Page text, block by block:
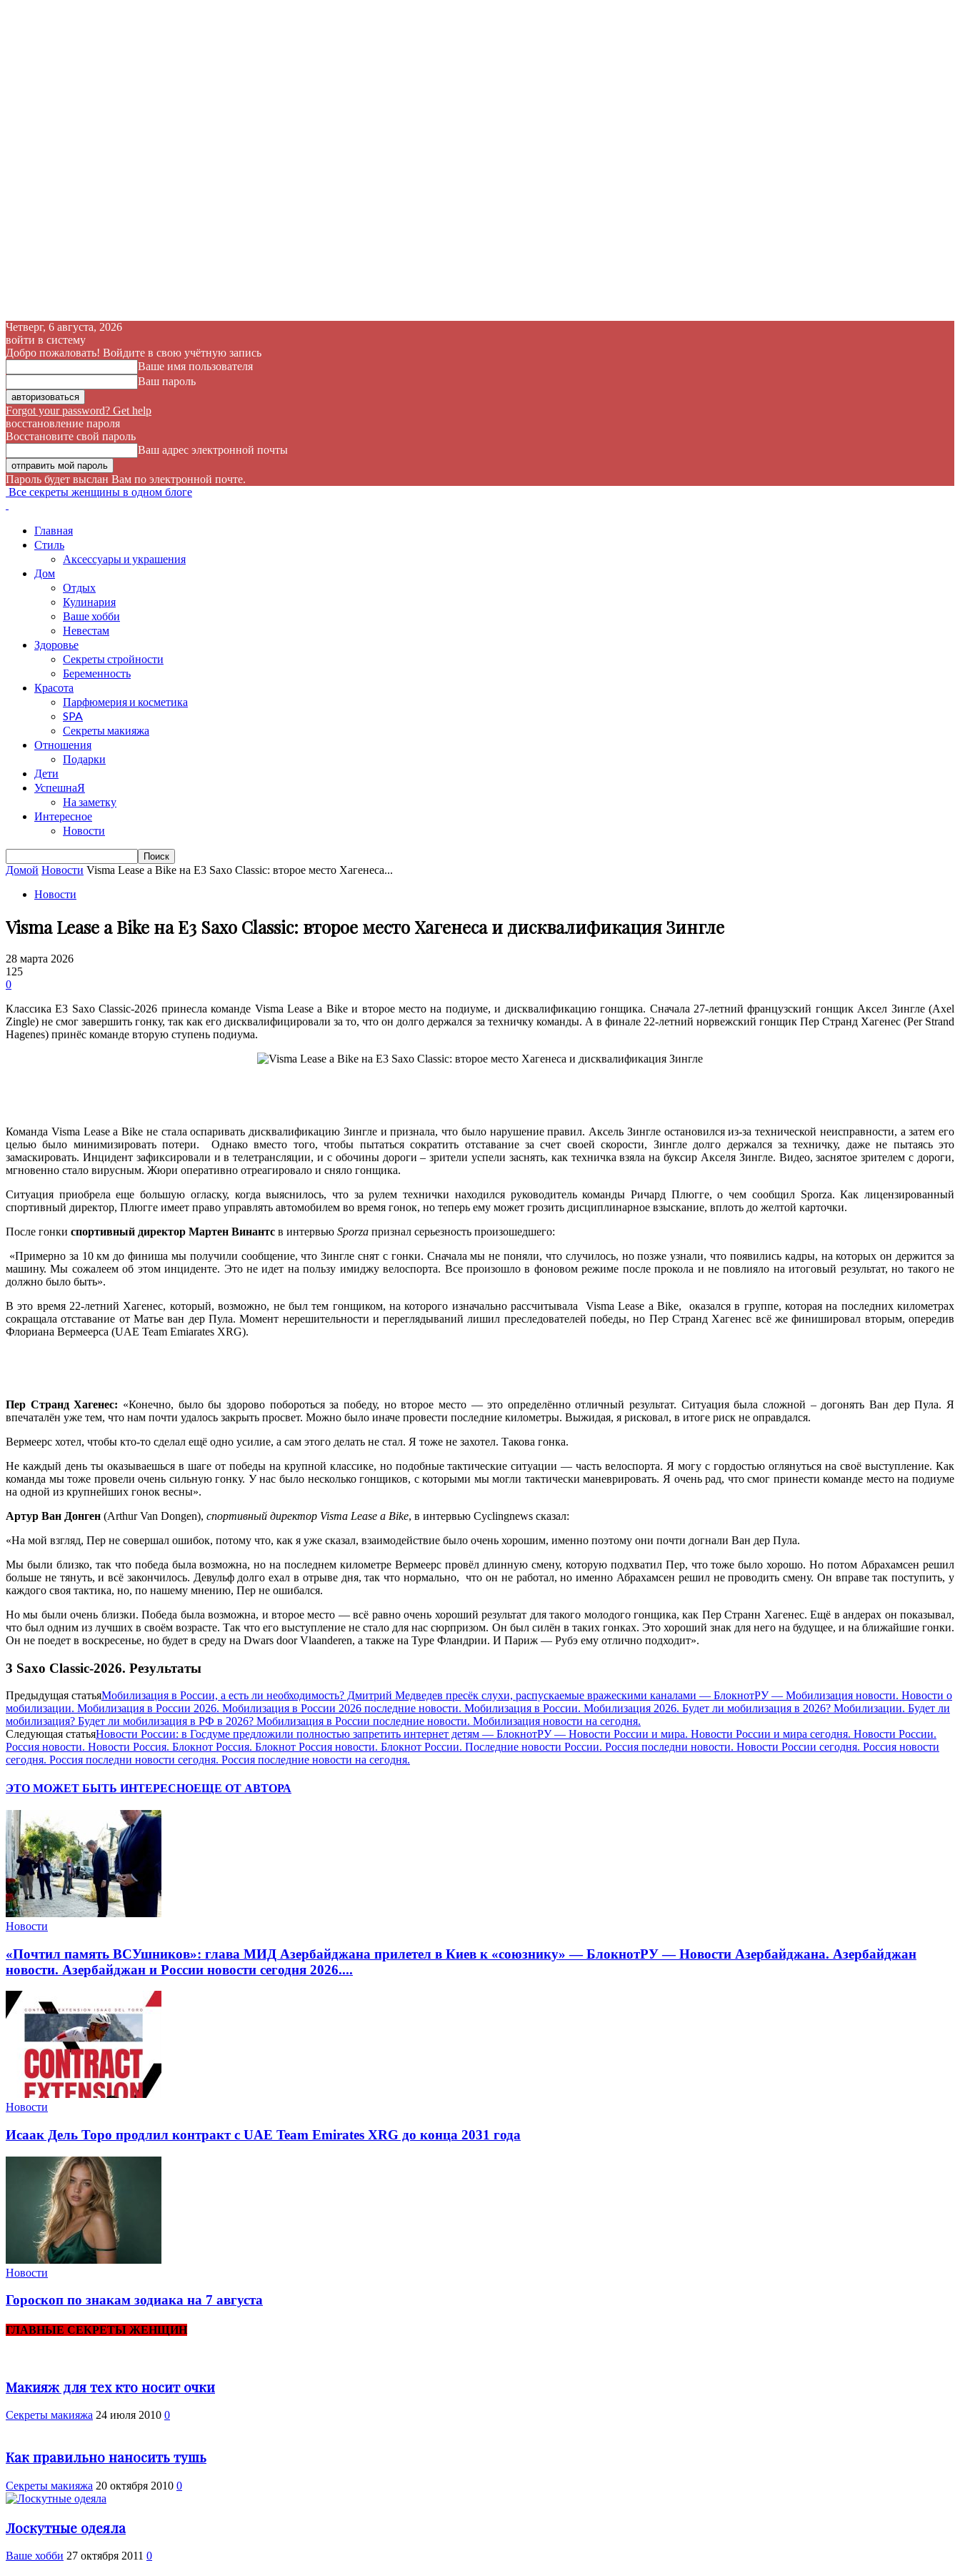
Четверг, 6 августа, 2026
войти в систему
Добро пожаловать! Войдите в свою учётную запись
Ваше имя пользователя
Ваш пароль
Forgot your password? Get help
восстановление пароля
Восстановите свой пароль
Ваш адрес электронной почты
Пароль будет выслан Вам по электронной почте.
Все секреты женщины в одном блоге
Главная
Стиль
Аксессуары и украшения
Дом
Отдых
Кулинария
Ваше хобби
Невестам
Здоровье
Секреты стройности
Беременность
Красота
Парфюмерия и косметика
SPA
Секреты макияжа
Отношения
Подарки
Дети
УспешнаЯ
На заметку
Интересное
Новости
Домой Новости Visma Lease a Bike на E3 Saxo Classic: второе место Хагенеса...
Новости
Visma Lease a Bike на E3 Saxo Classic: второе место Хагенеса и дисквалификация Зингле
28 марта 2026
125
0
Классика E3 Saxo Classic-2026 принесла команде Visma Lease a Bike и второе место на подиуме, и дисквалификацию гонщика. Сначала 27-летний французский гонщик Аксел Зингле (Axel
Zingle) не смог завершить гонку, так как его дисквалифицировали за то, что он долго держался за техничку команды. А в финале 22-летний норвежский гонщик Пер Странд Хагенес (Per Strand
Hagenes) принёс команде вторую ступень подиума.
Команда Visma Lease a Bike не стала оспаривать дисквалификацию Зингле и признала, что было нарушение правил. Аксель Зингле остановился из-за технической неисправности, а затем его
целью было минимизировать потери. Однако вместо того, чтобы пытаться сократить отставание за счет своей скорости, Зингле долго держался за техничку, даже не пытаясь это
замаскировать. Инцидент зафиксировали и в телетрансляции, и с обочины дороги – зрители успели заснять, как техничка взяла на буксир Акселя Зингле. Видео, заснятое зрителем с дороги,
мгновенно стало вирусным. Жюри оперативно отреагировало и сняло гонщика.
Ситуация приобрела еще большую огласку, когда выяснилось, что за рулем технички находился руководитель команды Ричард Плюгге, о чем сообщил Sporza. Как лицензированный
спортивный директор, Плюгге имеет право управлять автомобилем во время гонок, но теперь ему может грозить дисциплинарное взыскание, вплоть до желтой карточки.
После гонки спортивный директор Мартен Винантс в интервью Sporza признал серьезность произошедшего:
«Примерно за 10 км до финиша мы получили сообщение, что Зингле снят с гонки. Сначала мы не поняли, что случилось, но позже узнали, что появились кадры, на которых он держится за
машину. Мы сожалеем об этом инциденте. Это не идет на пользу имиджу велоспорта. Все произошло в фоновом режиме после прокола и не повлияло на итоговый результат, но такого не
должно было быть».
В это время 22-летний Хагенес, который, возможно, не был тем гонщиком, на которого изначально рассчитывала Visma Lease a Bike, оказался в группе, которая на последних километрах
сокращала отставание от Матье ван дер Пула. Момент нерешительности и переглядываний лишил преследователей победы, но Пер Странд Хагенес всё же финишировал вторым, опередив
Флориана Вермеерса (UAE Team Emiarates XRG).
Пер Странд Хагенес: «Конечно, было бы здорово побороться за победу, но второе место — это определённо отличный результат. Ситуация была сложной – догонять Ван дер Пула. Я
впечаталён уже тем, что нам почти удалось закрыть просвет. Можно было иначе провести последние километры. Выжидая, я рисковал, в итоге риск не оправдался.
Вермеерс хотел, чтобы кто‑то сделал ещё одно усилие, а сам этого делать не стал. Я тоже не захотел. Такова гонка.
Не каждый день ты оказываешься в шаге от победы на крупной классике, но подобные тактические ситуации — часть велоспорта. Я могу с гордостью оглянуться на своё выступление. Как
команда мы тоже провели очень сильную гонку. У нас было несколько гонщиков, с которыми мы могли тактически маневрировать. Я очень рад, что смог принести команде место на подиуме
на одной из крупнейших гонок весны».
Артур Ван Донген (Arthur Van Dongen), спортивный директор Visma Lease a Bike, в интервью Cyclingnews сказал:
«На мой взгляд, Пер не совершал ошибок, потому что, как я уже сказал, взаимодействие было очень хорошим, именно поэтому они почти догнали Ван дер Пула.
Мы были близко, так что победа была возможна, но на последнем километре Вермеерс провёл длинную смену, которую подхватил Пер, что тоже было хорошо. Но потом Абрахамсен решил
больше не тянуть, и всё закончилось. Девульф долго ехал в отрыве дня, так что нормально, что он не работал, но именно Абрахамсен решил не проводить смену. Он вправе так поступить, у
каждого своя тактика, но, по нашему мнению, Пер не ошибался.
Но мы были очень близки. Победа была возможна, и второе место — всё равно очень хороший результат для такого молодого гонщика, как Пер Странн Хагенес. Ещё в андерах он показывал,
что был одним из лучших в своём возрасте. Так что его выступление не стало для нас сюрпризом. Он был силён в таких гонках. Это хороший знак для него на будущее, и на ближайшие гонки.
Он не поедет в воскресенье, но будет в среду на Dwars door Vlaanderen, а также на Туре Фландрии. И Париж — Рубэ ему отлично подходит».
3 Saxo Classic-2026. Результаты
Предыдущая статьяМобилизация в России, а есть ли необходимость? Дмитрий Медведев пресёк слухи, распускаемые вражескими каналами — БлокнотРУ — Мобилизация новости. Новости о
мобилизации. Мобилизация в России 2026. Мобилизация в России 2026 последние новости. Мобилизация в России. Мобилизация 2026. Будет ли мобилизация в 2026? Мобилизации. Будет ли
мобилизация? Будет ли мобилизация в РФ в 2026? Мобилизация в России последние новости. Мобилизация новости на сегодня.
Следующая статьяНовости России: в Госдуме предложили полностью запретить интернет детям — БлокнотРУ — Новости России и мира. Новости России и мира сегодня. Новости России.
Россия новости. Новости Россия. Блокнот Россия. Блокнот Россия новости. Блокнот России. Последние новости России. Россия последни новости. Новости России сегодня. Россия новости
сегодня. Россия последни новости сегодня. Россия последние новости на сегодня.
ЭТО МОЖЕТ БЫТЬ ИНТЕРЕСНОЕЩЕ ОТ АВТОРА
Новости
«Почтил память ВСУшников»: глава МИД Азербайджана прилетел в Киев к «союзнику» — БлокнотРУ — Новости Азербайджана. Азербайджан
новости. Азербайджан и России новости сегодня 2026....
Новости
Исаак Дель Торо продлил контракт с UAE Team Emirates XRG до конца 2031 года
Новости
Гороскоп по знакам зодиака на 7 августа
ГЛАВНЫЕ СЕКРЕТЫ ЖЕНЩИН
Макияж для тех кто носит очки
Секреты макияжа 24 июля 2010 0
Как правильно наносить тушь
Секреты макияжа 20 октября 2010 0
Лоскутные одеяла
Ваше хобби 27 октября 2011 0